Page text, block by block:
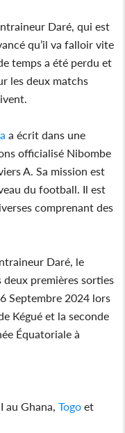
Daré, qui est
qu’il va falloir vite
temps a été perdu et
les deux matchs
a écrit dans une
officialisé Nibombe
A. Sa mission est
du football. Il est
comprenant des
Daré, le
deux premières sorties
Septembre 2024 lors
Kégué et la seconde
Équatoriale à
au Ghana,Togo et